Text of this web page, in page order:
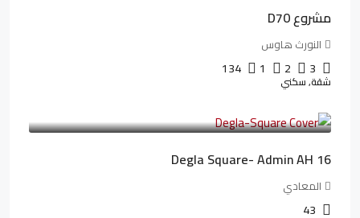
مشروع D70
النورث هاوس
3
2
1
134
شقة, سكني
Degla Square- Admin AH 16
المعادي
43